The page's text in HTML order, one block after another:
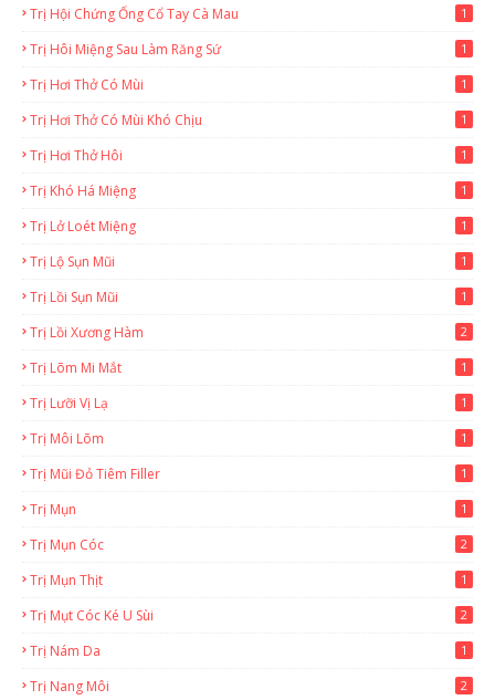
Trị Hội Chứng Ống Cổ Tay Cà Mau 1
Trị Hôi Miệng Sau Làm Răng Sứ 1
Trị Hơi Thở Có Mùi 1
Trị Hơi Thở Có Mùi Khó Chịu 1
Trị Hơi Thở Hôi 1
Trị Khó Há Miệng 1
Trị Lở Loét Miệng 1
Trị Lộ Sụn Mũi 1
Trị Lồi Sụn Mũi 1
Trị Lồi Xương Hàm 2
Trị Lõm Mi Mắt 1
Trị Lưỡi Vị Lạ 1
Trị Môi Lõm 1
Trị Mũi Đỏ Tiêm Filler 1
Trị Mụn 1
Trị Mụn Cóc 2
Trị Mụn Thịt 1
Trị Mụt Cóc Ké U Sùi 2
Trị Nám Da 1
Trị Nang Môi 2